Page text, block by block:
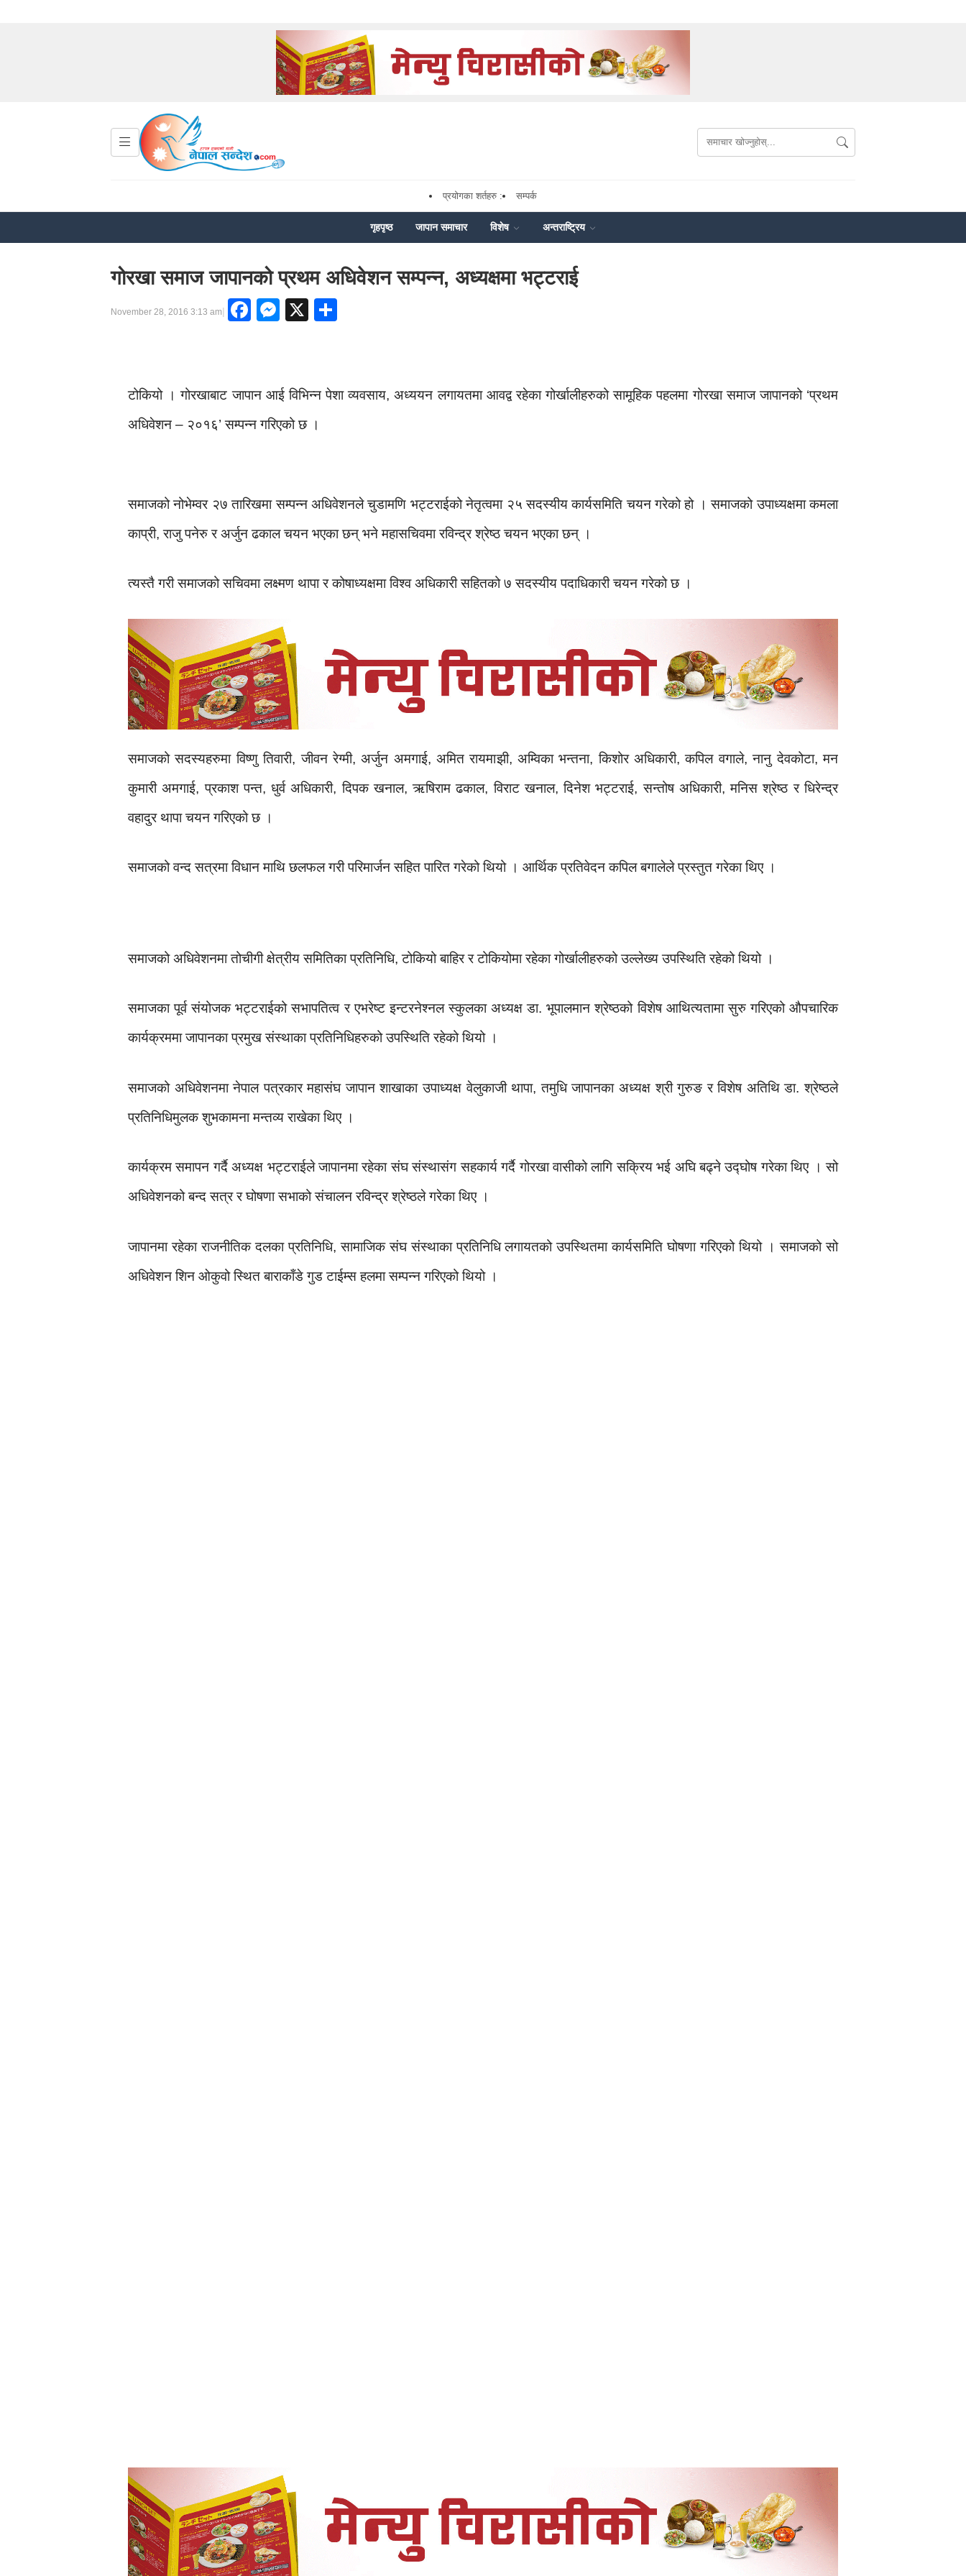
प्रयोगका शर्तहरु : सम्पर्क
गृहपृष्ठ जापान समाचार विशेष अन्तराष्ट्रिय
गोरखा समाज जापानको प्रथम अधिवेशन सम्पन्न, अध्यक्षमा भट्टराई
November 28, 2016 3:13 am| Facebook
Messenger
X
टोकियो । गोरखाबाट जापान आई विभिन्न पेशा व्यवसाय, अध्ययन लगायतमा आवद्व रहेका गोर्खालीहरुको सामूहिक पहलमा गोरखा समाज जापानको ‘प्रथम
अधिवेशन – २०१६’ सम्पन्न गरिएको छ ।
समाजको नोभेम्वर २७ तारिखमा सम्पन्न अधिवेशनले चुडामणि भट्टराईको नेतृत्वमा २५ सदस्यीय कार्यसमिति चयन गरेको हो । समाजको उपाध्यक्षमा कमला
काप्री, राजु पनेरु र अर्जुन ढकाल चयन भएका छन् भने महासचिवमा रविन्द्र श्रेष्ठ चयन भएका छन् ।
त्यस्तै गरी समाजको सचिवमा लक्ष्मण थापा र कोषाध्यक्षमा विश्व अधिकारी सहितको ७ सदस्यीय पदाधिकारी चयन गरेको छ ।
समाजको सदस्यहरुमा विष्णु तिवारी, जीवन रेग्मी, अर्जुन अमगाई, अमित रायमाझी, अम्विका भन्तना, किशोर अधिकारी, कपिल वगाले, नानु देवकोटा, मन
कुमारी अमगाई, प्रकाश पन्त, धुर्व अधिकारी, दिपक खनाल, ऋषिराम ढकाल, विराट खनाल, दिनेश भट्टराई, सन्तोष अधिकारी, मनिस श्रेष्ठ र धिरेन्द्र
वहादुर थापा चयन गरिएको छ ।
समाजको वन्द सत्रमा विधान माथि छलफल गरी परिमार्जन सहित पारित गरेको थियो । आर्थिक प्रतिवेदन कपिल बगालेले प्रस्तुत गरेका थिए ।
समाजको अधिवेशनमा तोचीगी क्षेत्रीय समितिका प्रतिनिधि, टोकियो बाहिर र टोकियोमा रहेका गोर्खालीहरुको उल्लेख्य उपस्थिति रहेको थियो ।
समाजका पूर्व संयोजक भट्टराईको सभापतित्व र एभरेष्ट इन्टरनेश्नल स्कुलका अध्यक्ष डा. भूपालमान श्रेष्ठको विशेष आथित्यतामा सुरु गरिएको औपचारिक
कार्यक्रममा जापानका प्रमुख संस्थाका प्रतिनिधिहरुको उपस्थिति रहेको थियो ।
समाजको अधिवेशनमा नेपाल पत्रकार महासंघ जापान शाखाका उपाध्यक्ष वेलुकाजी थापा, तमुधि जापानका अध्यक्ष श्री गुरुङ र विशेष अतिथि डा. श्रेष्ठले
प्रतिनिधिमुलक शुभकामना मन्तव्य राखेका थिए ।
कार्यक्रम समापन गर्दै अध्यक्ष भट्टराईले जापानमा रहेका संघ संस्थासंग सहकार्य गर्दै गोरखा वासीको लागि सक्रिय भई अघि बढ्ने उद्घोष गरेका थिए । सो
अधिवेशनको बन्द सत्र र घोषणा सभाको संचालन रविन्द्र श्रेष्ठले गरेका थिए ।
जापानमा रहेका राजनीतिक दलका प्रतिनिधि, सामाजिक संघ संस्थाका प्रतिनिधि लगायतको उपस्थितमा कार्यसमिति घोषणा गरिएको थियो । समाजको सो
अधिवेशन शिन ओकुवो स्थित बाराकाँडे गुड टाईम्स हलमा सम्पन्न गरिएको थियो ।